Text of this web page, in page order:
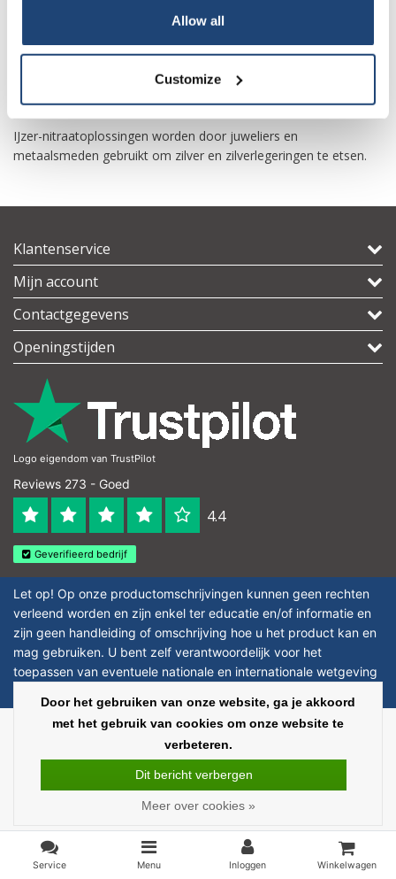
Allow all
Customize
nitraat op Montmorilloniet - een reagens genaamd "Clayfen" -
gebruikt voor de oxidatie van alcoholen tot aldehyden en thiolen
-Andere applicaties
IJzer-nitraatoplossingen worden door juweliers en
metaalsmeden gebruikt om zilver en zilverlegeringen te etsen.
Klantenservice
Mijn account
Contactgegevens
Openingstijden
Logo eigendom van TrustPilot
Reviews 273 - Goed
4.4
Geverifieerd bedrijf
Let op! Op onze productomschrijvingen kunnen geen rechten
verleend worden en zijn enkel ter educatie en/of informatie en
zijn geen handleiding of omschrijving hoe u het product kan en
mag gebruiken. U bent zelf verantwoordelijk voor het
toepassen van eventuele nationale en internationale wetgeving
Copyright © 2026 - Laboratorium Discounter - All rights reserved - Theme by
Alle bedragen zijn exclusief BTW
Service Menu Inloggen Winkelwagen
Door het gebruiken van onze website, ga je akkoord
met het gebruik van cookies om onze website te
verbeteren.
Dit bericht verbergen
Meer over cookies »